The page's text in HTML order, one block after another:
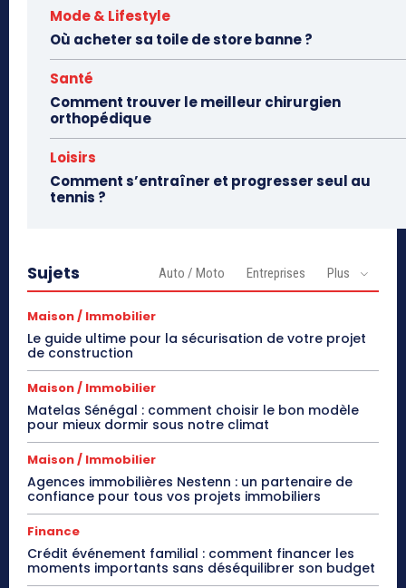
Mode & Lifestyle
Où acheter sa toile de store banne ?
Santé
Comment trouver le meilleur chirurgien
orthopédique
Loisirs
Comment s’entraîner et progresser seul au
tennis ?
Sujets Auto / Moto Entreprises Plus
Maison / Immobilier
Le guide ultime pour la sécurisation de votre projet
de construction
Maison / Immobilier
Matelas Sénégal : comment choisir le bon modèle
pour mieux dormir sous notre climat
Maison / Immobilier
Agences immobilières Nestenn : un partenaire de
confiance pour tous vos projets immobiliers
Finance
Crédit événement familial : comment financer les
moments importants sans déséquilibrer son budget